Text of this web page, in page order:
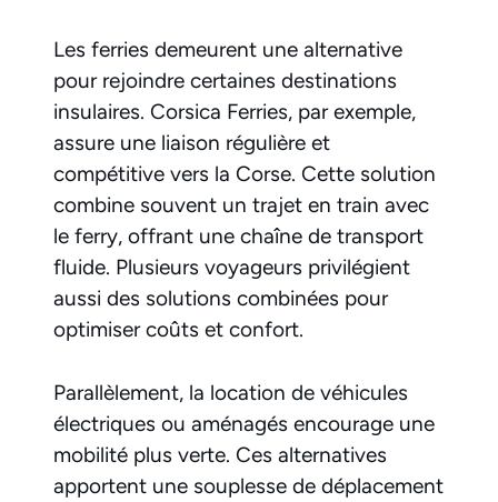
Les ferries demeurent une alternative
pour rejoindre certaines destinations
insulaires. Corsica Ferries, par exemple,
assure une liaison régulière et
compétitive vers la Corse. Cette solution
combine souvent un trajet en train avec
le ferry, offrant une chaîne de transport
fluide. Plusieurs voyageurs privilégient
aussi des solutions combinées pour
optimiser coûts et confort.
Parallèlement, la location de véhicules
électriques ou aménagés encourage une
mobilité plus verte. Ces alternatives
apportent une souplesse de déplacement